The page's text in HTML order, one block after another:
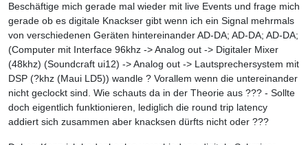
Beschäftige mich gerade mal wieder mit live Events und frage mich
gerade ob es digitale Knackser gibt wenn ich ein Signal mehrmals
von verschiedenen Geräten hintereinander AD-DA; AD-DA; AD-DA;
(Computer mit Interface 96khz -> Analog out -> Digitaler Mixer
(48khz) (Soundcraft ui12) -> Analog out -> Lautsprechersystem mit
DSP (?khz (Maui LD5)) wandle ? Vorallem wenn die untereinander
nicht geclockt sind. Wie schauts da in der Theorie aus ??? - Sollte
doch eigentlich funktionieren, lediglich die round trip latency
addiert sich zusammen aber knacksen dürfts nicht oder ???